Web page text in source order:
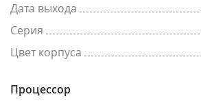
Дата выхода
Серия
Цвет корпуса
Процессор